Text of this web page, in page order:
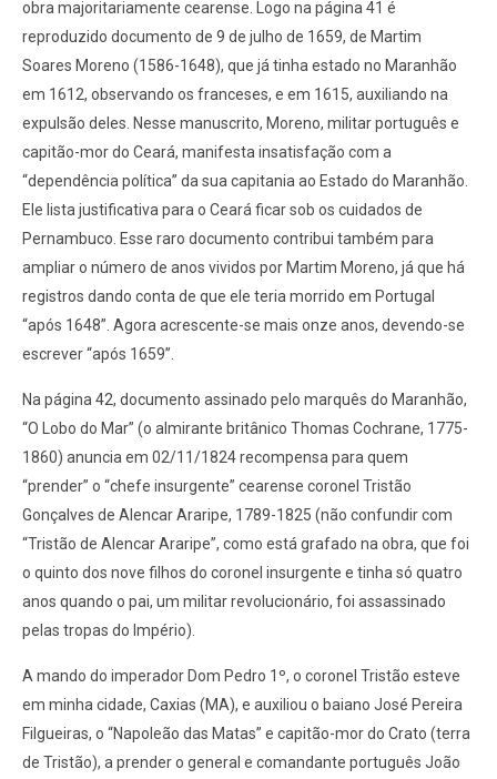
obra majoritariamente cearense. Logo na página 41 é
reproduzido documento de 9 de julho de 1659, de Martim
Soares Moreno (1586-1648), que já tinha estado no Maranhão
em 1612, observando os franceses, e em 1615, auxiliando na
expulsão deles. Nesse manuscrito, Moreno, militar português e
capitão-mor do Ceará, manifesta insatisfação com a
“dependência política” da sua capitania ao Estado do Maranhão.
Ele lista justificativa para o Ceará ficar sob os cuidados de
Pernambuco. Esse raro documento contribui também para
ampliar o número de anos vividos por Martim Moreno, já que há
registros dando conta de que ele teria morrido em Portugal
“após 1648”. Agora acrescente-se mais onze anos, devendo-se
escrever “após 1659”.
Na página 42, documento assinado pelo marquês do Maranhão,
“O Lobo do Mar” (o almirante britânico Thomas Cochrane, 1775-
1860) anuncia em 02/11/1824 recompensa para quem
“prender” o “chefe insurgente” cearense coronel Tristão
Gonçalves de Alencar Araripe, 1789-1825 (não confundir com
“Tristão de Alencar Araripe”, como está grafado na obra, que foi
o quinto dos nove filhos do coronel insurgente e tinha só quatro
anos quando o pai, um militar revolucionário, foi assassinado
pelas tropas do Império).
A mando do imperador Dom Pedro 1º, o coronel Tristão esteve
em minha cidade, Caxias (MA), e auxiliou o baiano José Pereira
Filgueiras, o “Napoleão das Matas” e capitão-mor do Crato (terra
de Tristão), a prender o general e comandante português João